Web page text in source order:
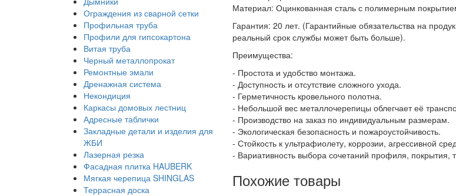
Ограждения из сварной сетки
Профильная труба
Профили для гипсокартона
Витая труба
Черный металлопрокат
Ремонтные эмали
Дренажная система
Некондиция
Каркасы домовых лестниц
Адресные таблички
Закладные детали и изделия для
ЖБИ
Лазерная резка
Фасадная плитка HAUBERK
Мягкая черепица SHINGLAS
Террасная доска
Материал: Оцинкованная сталь с полимерным
Гарантия: 20 лет. (Гарантийные обязательства на
реальный срок службы может быть больше).
Преимущества:
- Простота и удобство монтажа.
- Доступность и отсутствие сложного ухода.
- Герметичность кровельного полотна.
- Небольшой вес металлочерепицы облегчает её
- Производство на заказ по индивидуальным размерам.
- Экологическая безопасность и пожароустойчивость.
- Стойкость к ультрафиолету, коррозии, агрессивной
- Вариативность выбора сочетаний профиля, покрытия,
Похожие товары